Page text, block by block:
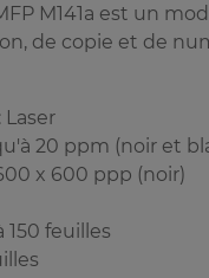
M141a est un
de copie et de
20 ppm (noir et
x 600 ppp (noir)
feuilles